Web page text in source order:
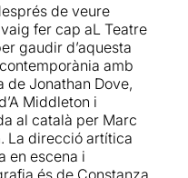
Coma- Alabert,
), l’especialista
(Quim Giron)
off de l’actorLluís
, amb artistes
de totes les edats.
en escena
per la gran
de veure
fer cap aL Teatre
gaudir d’aquesta
amb
de Jonathan Dove,
Middleton i
al català per Marc
La direcció artítica
en escena i
és de Constanza